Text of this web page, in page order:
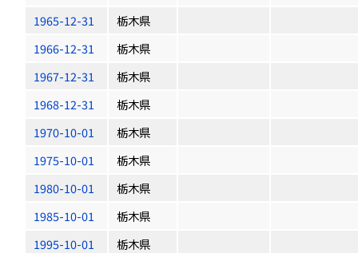
1965-12-31
栃木県
1966-12-31
栃木県
1967-12-31
栃木県
1968-12-31
栃木県
1970-10-01
栃木県
1975-10-01
栃木県
1980-10-01
栃木県
1985-10-01
栃木県
1995-10-01
栃木県